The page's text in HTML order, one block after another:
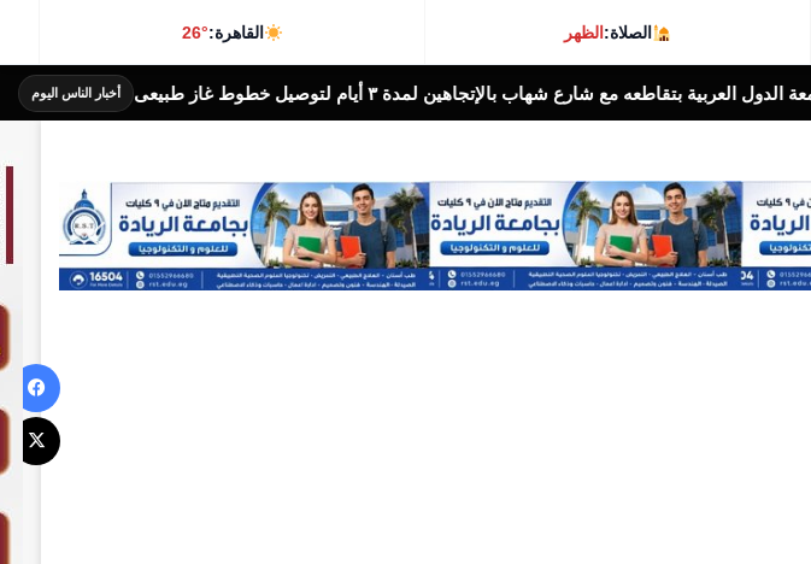
الصلاة:الظهر القاهرة:26°
شهاب بالإتجاهين لمدة ٣ أيام لتوصيل خطوط غاز طبيعى أخبار الناس اليوم محافظة
‫X